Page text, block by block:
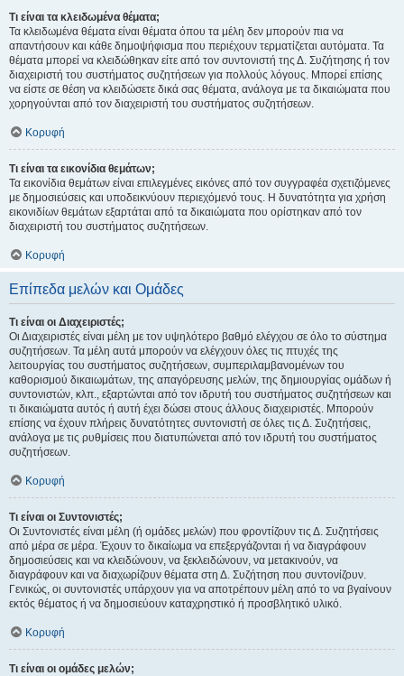
Τι είναι τα κλειδωμένα θέματα;
Τα κλειδωμένα θέματα είναι θέματα όπου τα μέλη δεν μπορούν πια να
απαντήσουν και κάθε δημοψήφισμα που περιέχουν τερματίζεται αυτόματα. Τα
θέματα μπορεί να κλειδώθηκαν είτε από τον συντονιστή της Δ. Συζήτησης ή τον
διαχειριστή του συστήματος συζητήσεων για πολλούς λόγους. Μπορεί επίσης
να είστε σε θέση να κλειδώσετε δικά σας θέματα, ανάλογα με τα δικαιώματα που
χορηγούνται από τον διαχειριστή του συστήματος συζητήσεων.
Κορυφή
Τι είναι τα εικονίδια θεμάτων;
Τα εικονίδια θεμάτων είναι επιλεγμένες εικόνες από τον συγγραφέα σχετιζόμενες
με δημοσιεύσεις και υποδεικνύουν περιεχόμενό τους. Η δυνατότητα για χρήση
εικονιδίων θεμάτων εξαρτάται από τα δικαιώματα που ορίστηκαν από τον
διαχειριστή του συστήματος συζητήσεων.
Κορυφή
Επίπεδα μελών και Ομάδες
Τι είναι οι Διαχειριστές;
Οι Διαχειριστές είναι μέλη με τον υψηλότερο βαθμό ελέγχου σε όλο το σύστημα
συζητήσεων. Τα μέλη αυτά μπορούν να ελέγχουν όλες τις πτυχές της
λειτουργίας του συστήματος συζητήσεων, συμπεριλαμβανομένων του
καθορισμού δικαιωμάτων, της απαγόρευσης μελών, της δημιουργίας ομάδων ή
συντονιστών, κλπ., εξαρτώνται από τον ιδρυτή του συστήματος συζητήσεων και
τι δικαιώματα αυτός ή αυτή έχει δώσει στους άλλους διαχειριστές. Μπορούν
επίσης να έχουν πλήρεις δυνατότητες συντονιστή σε όλες τις Δ. Συζητήσεις,
ανάλογα με τις ρυθμίσεις που διατυπώνεται από τον ιδρυτή του συστήματος
συζητήσεων.
Κορυφή
Τι είναι οι Συντονιστές;
Οι Συντονιστές είναι μέλη (ή ομάδες μελών) που φροντίζουν τις Δ. Συζητήσεις
από μέρα σε μέρα. Έχουν το δικαίωμα να επεξεργάζονται ή να διαγράφουν
δημοσιεύσεις και να κλειδώνουν, να ξεκλειδώνουν, να μετακινούν, να
διαγράφουν και να διαχωρίζουν θέματα στη Δ. Συζήτηση που συντονίζουν.
Γενικώς, οι συντονιστές υπάρχουν για να αποτρέπουν μέλη από το να βγαίνουν
εκτός θέματος ή να δημοσιεύουν καταχρηστικό ή προσβλητικό υλικό.
Κορυφή
Τι είναι οι ομάδες μελών;